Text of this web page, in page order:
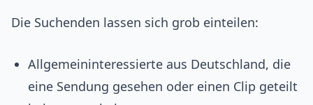
Die Suchenden lassen sich grob einteilen:
Allgemeininteressierte aus Deutschland, die
eine Sendung gesehen oder einen Clip geteilt